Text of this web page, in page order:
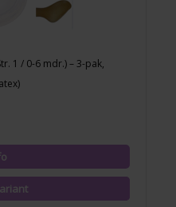
1 / 0-6 mdr.) – 3-pak,